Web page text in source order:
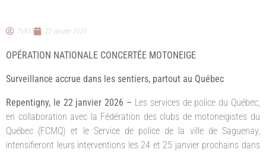
TVRM 22 janvier 2026
OPÉRATION NATIONALE CONCERTÉE MOTONEIGE
Surveillance accrue dans les sentiers, partout au Québec
Repentigny, le 22 janvier 2026 – Les services de police du Québec,
en collaboration avec la Fédération des clubs de motoneigistes du
Québec (FCMQ) et le Service de police de la ville de Saguenay,
intensifieront leurs interventions les 24 et 25 janvier prochains dans